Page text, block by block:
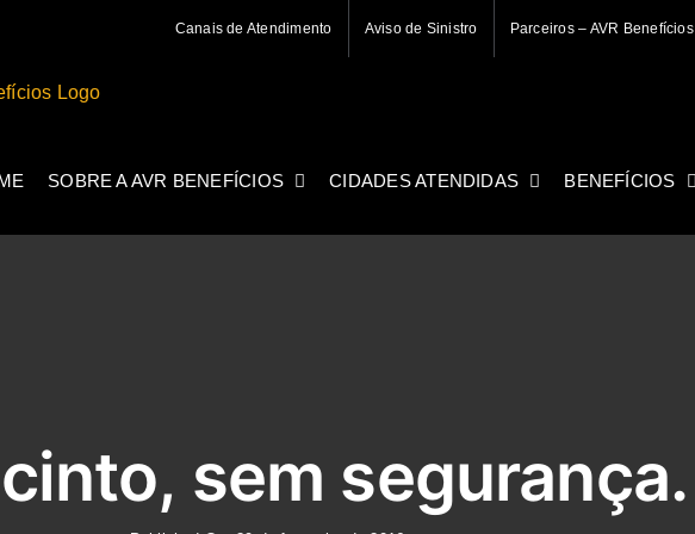
Canais de Atendimento Aviso de Sinistro Parceiros – AVR Benefícios
SOBRE A AVR BENEFÍCIOS CIDADES ATENDIDAS BENEFÍCIOS
sem segurança.